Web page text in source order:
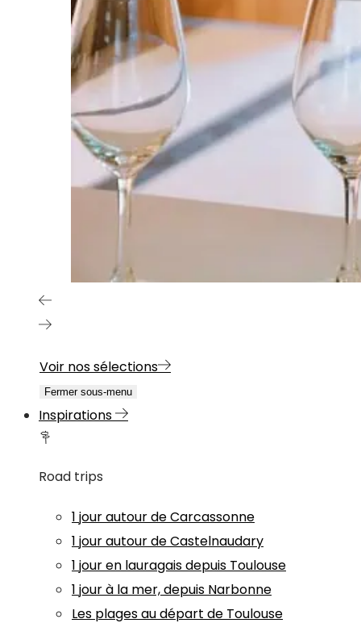
Voir nos sélections
Fermer sous-menu
Inspirations
Road trips
1 jour autour de Carcassonne
1 jour autour de Castelnaudary
1 jour en lauragais depuis Toulouse
1 jour à la mer, depuis Narbonne
Les plages au départ de Toulouse